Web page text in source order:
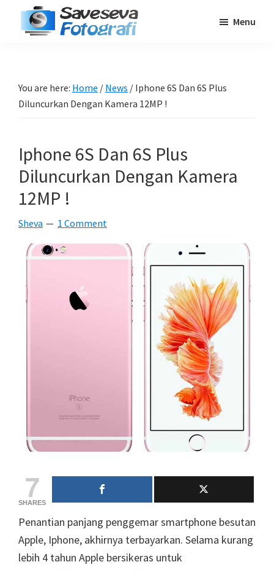
Pemula
-
Tutorial
-
Berita
-
Traveling
Menu
You are here: Home / News / Iphone 6S Dan 6S Plus
Diluncurkan Dengan Kamera 12MP !
Iphone 6S Dan 6S Plus
Diluncurkan Dengan Kamera
12MP !
Sheva 1 Comment
7
SHARES
Penantian panjang penggemar smartphone besutan
Apple, Iphone, akhirnya terbayarkan. Selama kurang
lebih 4 tahun Apple bersikeras untuk